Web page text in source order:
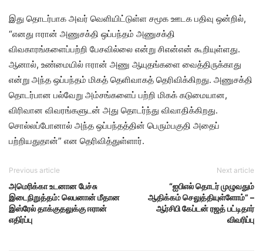
இது தொடர்பாக அவர் வெளியிட்டுள்ள சமூக ஊடக பதிவு ஒன்றில்,
“எனது ஈரான் அணுசக்தி ஒப்பந்தம் அணுசக்தி
விவகாரங்களைப்பற்றி பேசவில்லை என்று சிஎன்என் கூறியுள்ளது.
ஆனால், உண்மையில் ஈரான் அணு ஆயுதங்களை வைத்திருக்காது
என்று அந்த ஒப்பந்தம் மிகத் தெளிவாகத் தெரிவிக்கிறது. அணுசக்தி
தொடர்பான பல்வேறு அம்சங்களைப் பற்றி மிகக் கடுமையான,
விரிவான விவரங்களுடன் அது தொடர்ந்து விவாதிக்கிறது.
சொல்லப்போனால் அந்த ஒப்பந்தத்தின் பெரும்பகுதி அதைப்
பற்றியதுதான்” என தெரிவித்துள்ளார்.
Previous article
அமெரிக்கா உடனான பேச்சு
இடைநிறுத்தம்: லெபனான் மீதான
இஸ்ரேல் தாக்குதலுக்கு ஈரான்
எதிர்ப்பு
Next article
“ஐபிஎல் தொடர் முழு​வதும்
ஆதிக்கம் செலுத்தியுள்​ளோம்” –
ஆர்சிபி கேப்டன் ரஜத் பட்டிதார்
விவரிப்பு